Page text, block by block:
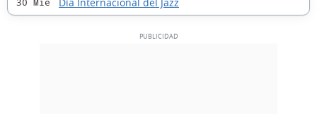
30 Mié